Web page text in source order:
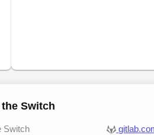
Switch
Switch